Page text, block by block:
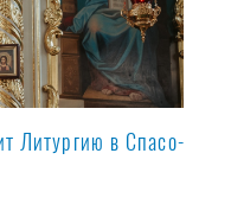
Литургию в Спасо-